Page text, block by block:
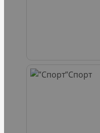
Спорт